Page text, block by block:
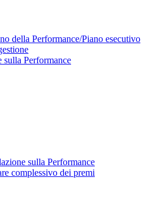
della Performance/Piano esecutivo
sulla Performance
sulla Performance
complessivo dei premi